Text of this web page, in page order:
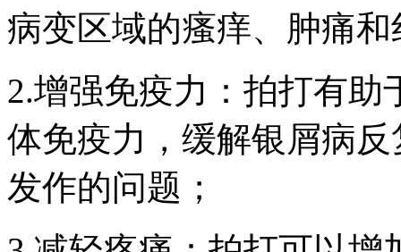
病变区域的瘙痒、肿痛
2.增强免疫力：拍打有
体免疫力，缓解银屑病反
发作的问题；